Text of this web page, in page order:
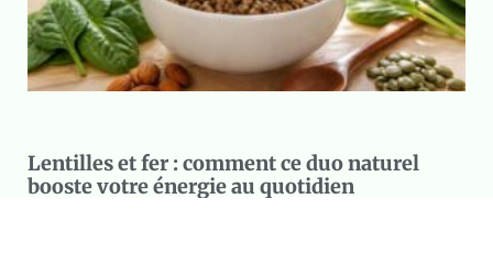
Lentilles et fer : comment ce duo naturel
booste votre énergie au quotidien